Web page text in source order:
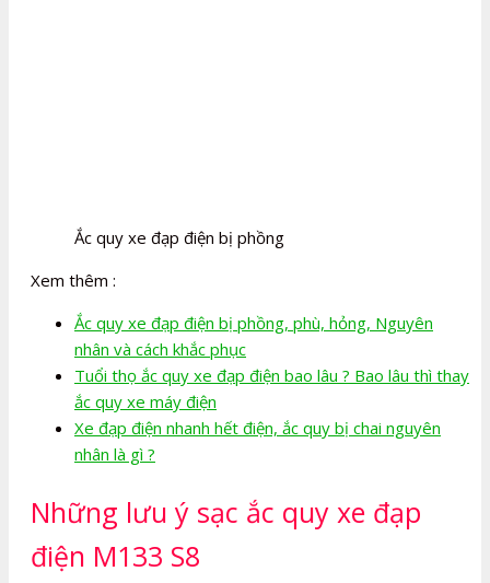
Ắc quy xe đạp điện bị phồng
Xem thêm :
Ắc quy xe đạp điện bị phồng, phù, hỏng, Nguyên
nhân và cách khắc phục
Tuổi thọ ắc quy xe đạp điện bao lâu ? Bao lâu thì thay
ắc quy xe máy điện
Xe đạp điện nhanh hết điện, ắc quy bị chai nguyên
nhân là gì ?
Những lưu ý sạc ắc quy xe đạp
điện M133 S8